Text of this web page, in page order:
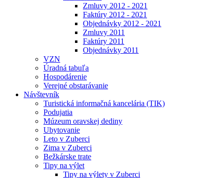
Zmluvy 2012 - 2021
Faktúry 2012 - 2021
Objednávky 2012 - 2021
Zmluvy 2011
Faktúry 2011
Objednávky 2011
VZN
Úradná tabuľa
Hospodárenie
Verejné obstarávanie
Návštevník
Turistická informačná kancelária (TIK)
Podujatia
Múzeum oravskej dediny
Ubytovanie
Leto v Zuberci
Zima v Zuberci
Bežkárske trate
Tipy na výlet
Tipy na výlety v Zuberci